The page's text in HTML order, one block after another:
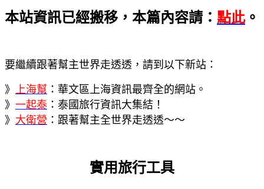
本站資訊已經搬移，本篇內容請： 點此。
要繼續跟著幫主世界走透透，請到以下新站：
》 上海幫 ：華文區上海資訊最齊全的網站。
》 一起泰 ：泰國旅行資訊大集結！
》 大衛營 ：跟著幫主全世界走透透～～
實用旅行工具